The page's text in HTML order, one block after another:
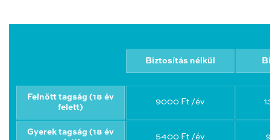
Biztosítás nélkül
Felnőtt tagság (18 év
felett)
9000 Ft /év
Gyerek tagság (18 év
5400 Ft /év